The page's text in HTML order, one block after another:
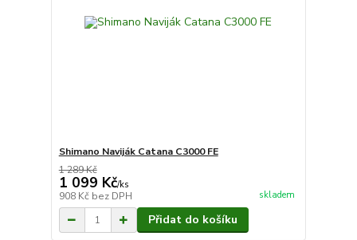
Shimano Naviják Catana C3000 FE
1 289 Kč
1 099 Kč/ks
908 Kč bez DPH skladem
Přidat do košíku